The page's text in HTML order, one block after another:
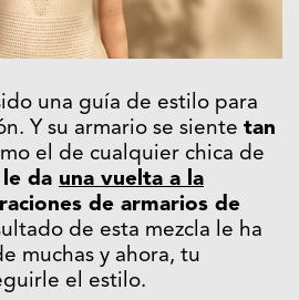
una guía de estilo para
Y su armario se siente tan
el de cualquier chica de
da una vuelta a la
de armarios de
de esta mezcla le ha
muchas y ahora, tu
el estilo.